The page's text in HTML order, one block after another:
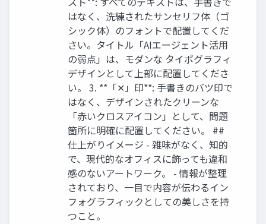
はなく、洗練されたサンセリフ体（ゴ
シック体）のフォントで配置してくだ
さい。タイトル「AIエージェント活用
の弱点」は、モダンな タイポグラフィ
デザインとして上部に配置してくださ
い。 3. **「✕」印**: 手書きのバツ印で
はなく、デザインされたクリーンな
「赤いクロスアイコン」として、問題
箇所に明確に配置してください。 ##
仕上がりイメージ - 雑味がなく、知的
で、現代的なオフィスに飾っても違和
感のないアートワーク。 - 情報が整理
されており、一目で内容が伝わるイン
フォグラフィックとしての美しさを持
つこと。